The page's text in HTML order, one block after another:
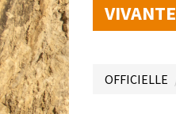
VIVANTE
OFFICIELLE